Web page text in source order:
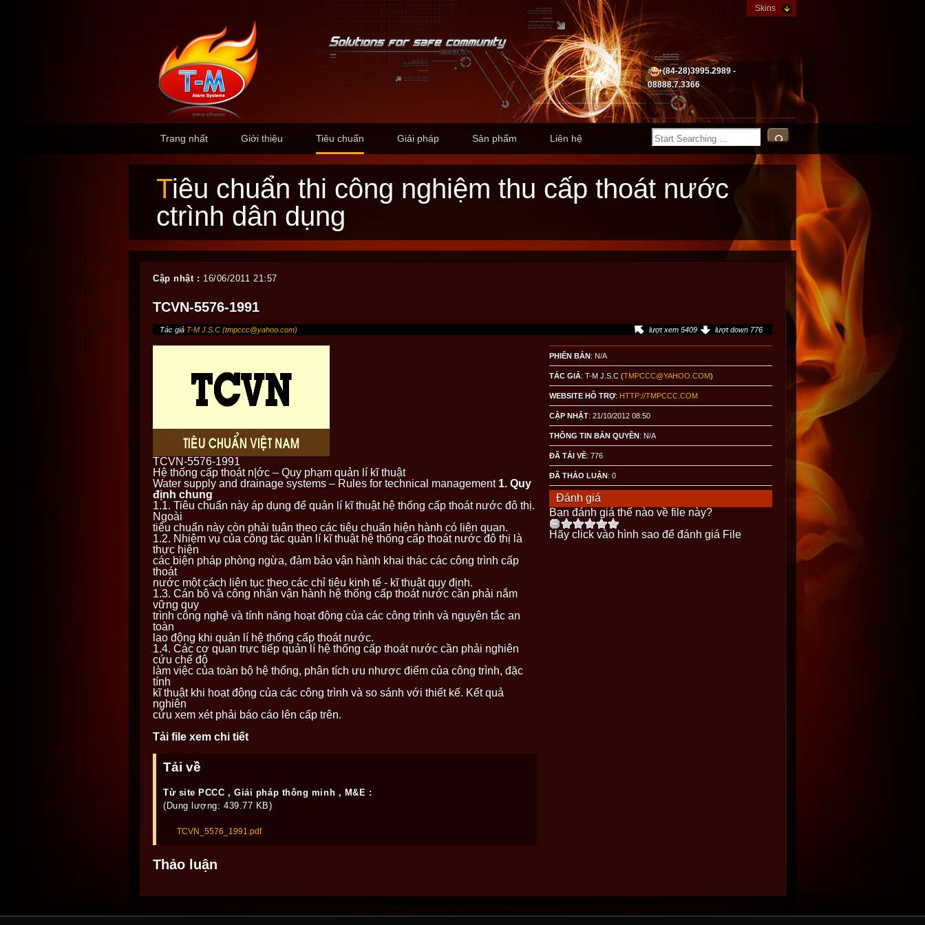
Skins
+(84-28)3995.2989 -
08888.7.3366
Trang nhất Giới thiệu Tiêu chuẩn Giải pháp Sản phẩm Liên hệ
Tiêu chuẩn thi công nghiệm thu cấp thoát nước
ctrình dân dụng
Cập nhật : 16/06/2011 21:57
TCVN-5576-1991
Tác giả T-M J.S.C (tmpccc@yahoo.com) lượt xem 5409 lượt down 776
TCVN-5576-1991
Hệ thống cấp thoát n|ớc – Quy phạm quản lí kĩ thuật
Water supply and drainage systems – Rules for technical management 1. Quy
định chung
1.1. Tiêu chuẩn này áp dụng để quản lí kĩ thuật hệ thống cấp thoát nước đô thị.
Ngoài
tiêu chuẩn này còn phải tuân theo các tiêu chuẩn hiện hành có liên quan.
1.2. Nhiệm vụ của công tác quản lí kĩ thuật hệ thống cấp thoát nước đô thị là
thực hiện
các biện pháp phòng ngừa, đảm bảo vận hành khai thác các công trình cấp
thoát
nước một cách liên tục theo các chỉ tiêu kinh tế - kĩ thuật quy định.
1.3. Cán bộ và công nhân vận hành hệ thống cấp thoát nước cần phải nắm
vững quy
trình công nghệ và tính năng hoạt động của các công trình và nguyên tắc an
toàn
lao động khi quản lí hệ thống cấp thoát nước.
1.4. Các cơ quan trực tiếp quản lí hệ thống cấp thoát nước cần phải nghiên
cứu chế độ
làm việc của toàn bộ hệ thống, phân tích ưu nhược điểm của công trình, đặc
tính
kĩ thuật khi hoạt động của các công trình và so sánh với thiết kế. Kết quả
nghiên
cứu xem xét phải báo cáo lên cấp trên.
Tải file xem chi tiết
Tải về
Từ site PCCC , Giải pháp thông minh , M&E :
(Dung lượng: 439.77 KB)
TCVN_5576_1991.pdf
PHIÊN BẢN: N/A
TÁC GIẢ: T-M J.S.C (TMPCCC@YAHOO.COM)
WEBSITE HỖ TRỢ: HTTP://TMPCCC.COM
CẬP NHẬT: 21/10/2012 08:50
THÔNG TIN BẢN QUYỀN: N/A
ĐÃ TẢI VỀ: 776
ĐÃ THẢO LUẬN: 0
Đánh giá
Bạn đánh giá thế nào về file này?
Hãy click vào hình sao để đánh giá File
Thảo luận